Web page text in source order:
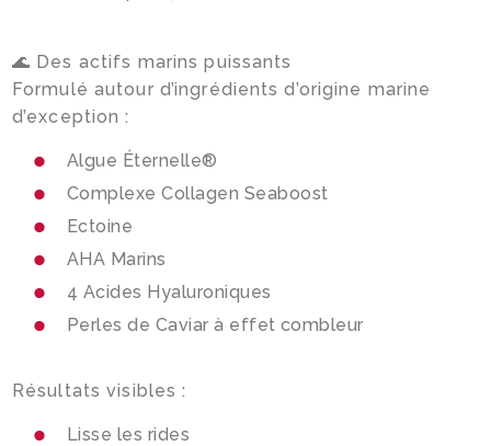
🌊 Des actifs marins puissants
Formulé autour d’ingrédients d’origine marine
d’exception :
Algue Éternelle®
Complexe Collagen Seaboost
Ectoine
AHA Marins
4 Acides Hyaluroniques
Perles de Caviar à effet combleur
Résultats visibles :
Lisse les rides
Mon panier
Social
Infolettre
Instagram